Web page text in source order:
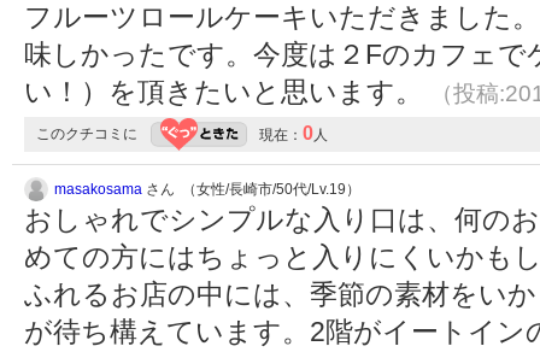
フルーツロールケーキいただきました
味しかったです。今度は２Fのカフェで
い！）を頂きたいと思います。
（投稿
このクチコミに 現在： 0人
masakosama さん （女性/長崎市/50代/Lv.19）
おしゃれでシンプルな入り口は、何の
めての方にはちょっと入りにくいかも
ふれるお店の中には、季節の素材をい
が待ち構えています。2階がイートイ